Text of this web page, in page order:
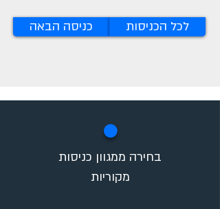
כניסה הבאה לכל הכניסות
✪
בחירה ממגוון כניסות
מקוריות